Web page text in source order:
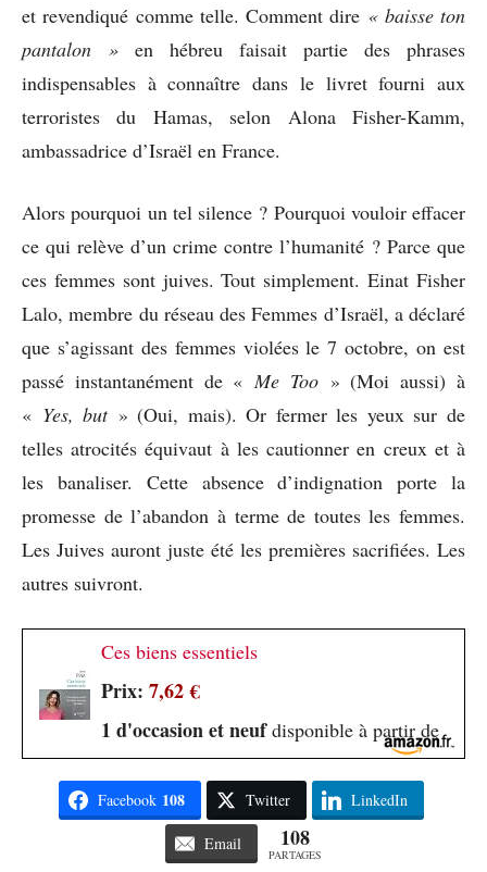
et revendiqué comme telle. Comment dire « baisse ton
pantalon
» en hébreu faisait partie des phrases
indispensables à connaître dans le livret fourni aux
terroristes du Hamas, selon Alona Fisher-Kamm,
ambassadrice d’Israël en France.
Alors pourquoi un tel silence ? Pourquoi vouloir effacer
ce qui relève d’un crime contre l’humanité ? Parce que
ces femmes sont juives. Tout simplement. Einat Fisher
Lalo, membre du réseau des Femmes d’Israël, a déclaré
que s’agissant des femmes violées le 7 octobre, on est
passé instantanément de « Me Too » (Moi aussi) à
« Yes, but» (Oui, mais). Or fermer les yeux sur de
telles atrocités équivaut à les cautionner en creux et à
les banaliser. Cette absence d’indignation porte la
promesse de l’abandon à terme de toutes les femmes.
Les Juives auront juste été les premières sacrifiées. Les
autres suivront.
Ces biens essentiels
Prix: 7,62 €
1 d'occasion et neufdisponible à partir de
Facebook 108 Twitter LinkedIn
Email 108
PARTAGES